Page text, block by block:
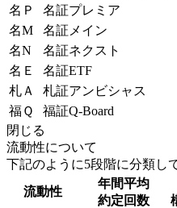
名Ｐ
名証プレミア
名M
名証メイン
名N
名証ネクスト
名Ｅ
名証ETF
札Ａ
札証アンビシャス
福Ｑ
福証Q-Board
閉じる
流動性について
下記のように5段階に分類し
流動性
年間平均
約定回数